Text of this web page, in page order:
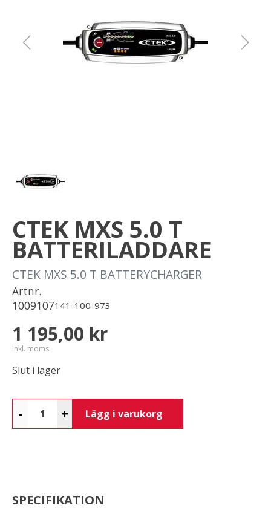
Släpvagnar & Skylift
CTEK MXS 5.0 T
BATTERILADDARE
CTEK MXS 5.0 T BATTERYCHARGER
Artnr.
1009107141-100-973
1 195,00 kr
Inkl. moms
Slut i lager
- + Lägg i varukorg
SPECIFIKATION